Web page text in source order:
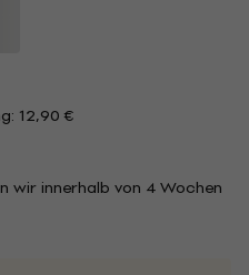
12,90 €
wir innerhalb von 4 Wochen